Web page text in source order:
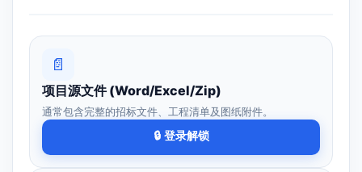
📄
项目源文件 (Word/Excel/Zip)
通常包含完整的招标文件、工程清单及图纸附件。
🔒 登录解锁